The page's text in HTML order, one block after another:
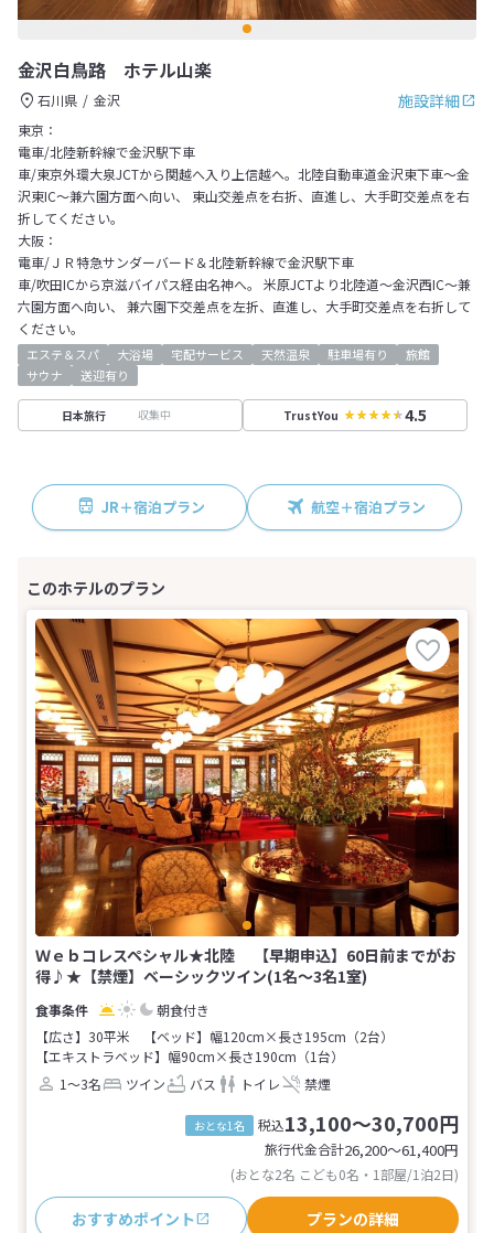
金沢白鳥路 ホテル山楽
施設詳細
石川県
金沢
東京：
電車/北陸新幹線で金沢駅下車
車/東京外環大泉JCTから関越へ入り上信越へ。北陸自動車道金沢東下車～金
沢東IC～兼六園方面へ向い、 東山交差点を右折、直進し、大手町交差点を右
折してください。
大阪：
電車/ＪＲ特急サンダーバード＆北陸新幹線で金沢駅下車
車/吹田ICから京滋バイパス経由名神へ。 米原JCTより北陸道～金沢西IC～兼
六園方面へ向い、 兼六園下交差点を左折、直進し、大手町交差点を右折して
ください。
エステ＆スパ 大浴場 宅配サービス 天然温泉 駐車場有り
旅館
サウナ
送迎有り
日本旅行 収集中 TrustYou 4.5
JR＋宿泊プラン 航空＋宿泊プラン
Ｗｅｂコレスペシャル★北陸 【早期申込】60日前までがお
得♪★【禁煙】ベーシックツイン(1名～3名1室)
朝食付き
【広さ】30平米
【ベッド】幅120cm×長さ195cm（2台）
【エキストラベッド】幅90cm×長さ190cm（1台）
1～3名
ツイン バス トイレ 禁煙
おとな1名 税込13,100～30,700円
旅行代金合計26,200〜61,400円
(おとな2名 こども0名・1部屋/1泊2日)
おすすめポイント プランの詳細